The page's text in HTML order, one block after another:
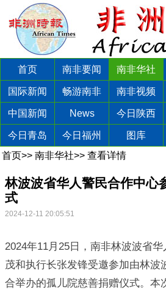
首页 南非要闻 南非华社
国际新闻 畅游南非 南非视频
中国新闻 News 今日陕西
今日青岛 今日福州 图库
首页>> 南非华社>> 查看详情
林波波省华人警民合作中心
式
2024-12-11 20:05:51
2024年11月25日，南非林波波省
茂和执行长张发锋受邀参加由林波
合举办的孤儿院慈善捐赠仪式。本